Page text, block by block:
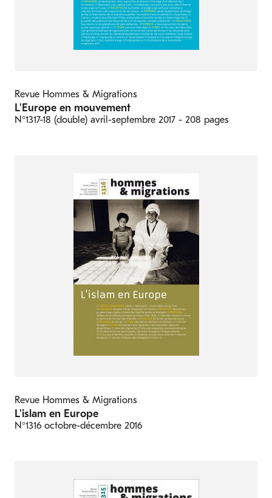
Revue Hommes & Migrations
L'Europe en mouvement
N°1317-18 (double) avril-septembre 2017 - 208 pages
Revue Hommes & Migrations
L'islam en Europe
N°1316 octobre-décembre 2016